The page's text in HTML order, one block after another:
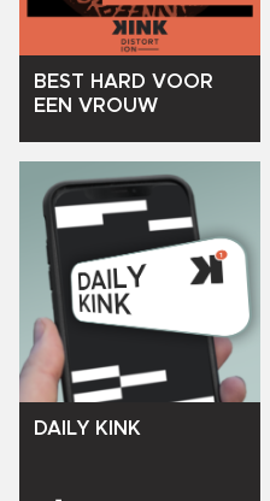
BEST HARD VOOR
EEN VROUW
DAILY KINK